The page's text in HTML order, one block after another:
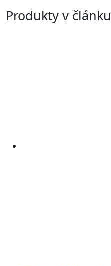
Produkty v článku